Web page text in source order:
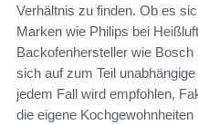
Verhältnis zu finden. Ob es
Marken wie Philips bei
Backofenhersteller wie
sich auf zum Teil
jedem Fall wird empfohlen,
die eigene Kochgewohnheiten